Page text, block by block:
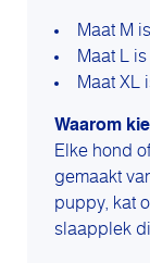
Maat M
Maat L
Maat XL
Waarom
Elke hond
gemaakt
puppy, kat
slaapplek